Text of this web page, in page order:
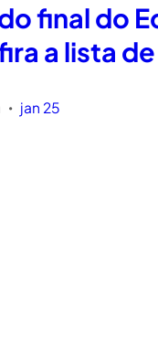
final do
a lista
• jan 25